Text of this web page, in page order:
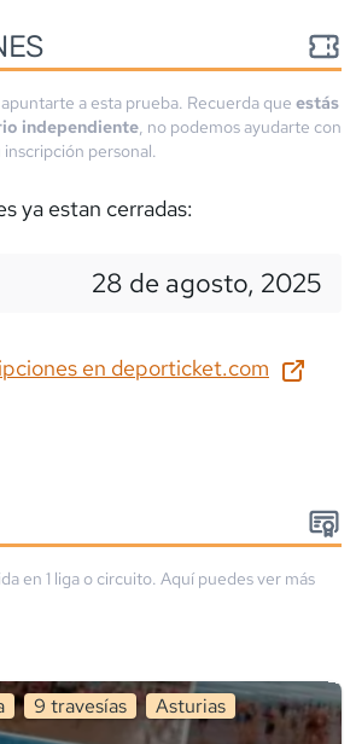
a esta prueba. Recuerda que estás
independiente, no podemos ayudarte con
personal.
ya estan cerradas:
28 de agosto, 2025
en deporticket.com
en 1 liga o circuito. Aquí puedes ver más
9 travesías Asturias